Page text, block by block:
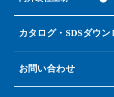
カタログ・SDSダウン
お問い合わせ